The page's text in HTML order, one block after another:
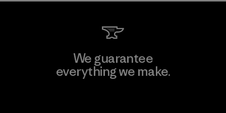
We guarantee
everything we make.